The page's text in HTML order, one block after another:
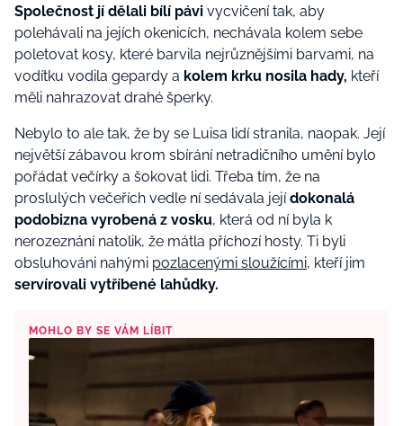
Společnost jí dělali bílí pávi vycvičení tak, aby
polehávali na jejích okenicích, nechávala kolem sebe
poletovat kosy, které barvila nejrůznějšími barvami, na
vodítku vodila gepardy a kolem krku nosila hady, kteří
měli nahrazovat drahé šperky.
Nebylo to ale tak, že by se Luisa lidí stranila, naopak. Její
největší zábavou krom sbírání netradičního umění bylo
pořádat večírky a šokovat lidi. Třeba tím, že na
proslulých večeřích vedle ní sedávala jejídokonalá
podobizna vyrobená z vosku, která od ní byla k
nerozeznání natolik, že mátla příchozí hosty. Ti byli
obsluhováni nahými pozlacenými sloužícími, kteří jim
servírovali vytříbené lahůdky.
MOHLO BY SE VÁM LÍBIT